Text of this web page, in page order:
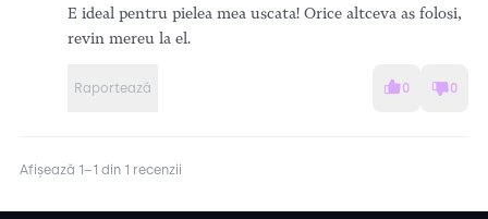
E ideal pentru pielea mea uscata! Orice altceva as folosi,
revin mereu la el.
Raportează 0 0
Afișează 1–1 din 1 recenzii